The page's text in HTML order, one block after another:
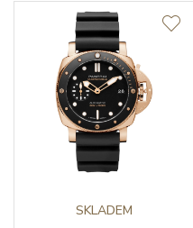
SKLADEM